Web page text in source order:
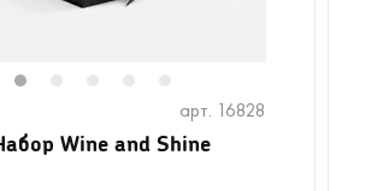
арт. 16828
Wine and Shine